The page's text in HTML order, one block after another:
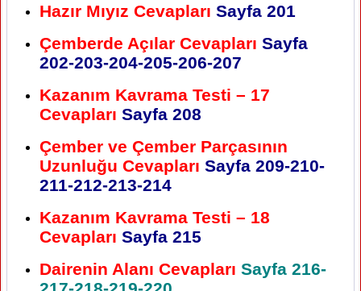
Hazır Mıyız Cevapları Sayfa 201
Çemberde Açılar Cevapları Sayfa
202-203-204-205-206-207
Kazanım Kavrama Testi – 17
Cevapları Sayfa 208
Çember ve Çember Parçasının
Uzunluğu Cevapları Sayfa 209-210-
211-212-213-214
Kazanım Kavrama Testi – 18
Cevapları Sayfa 215
Dairenin Alanı Cevapları Sayfa 216-